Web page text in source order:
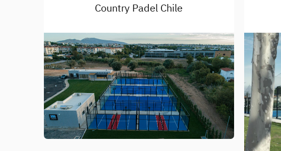
Country Padel Chile